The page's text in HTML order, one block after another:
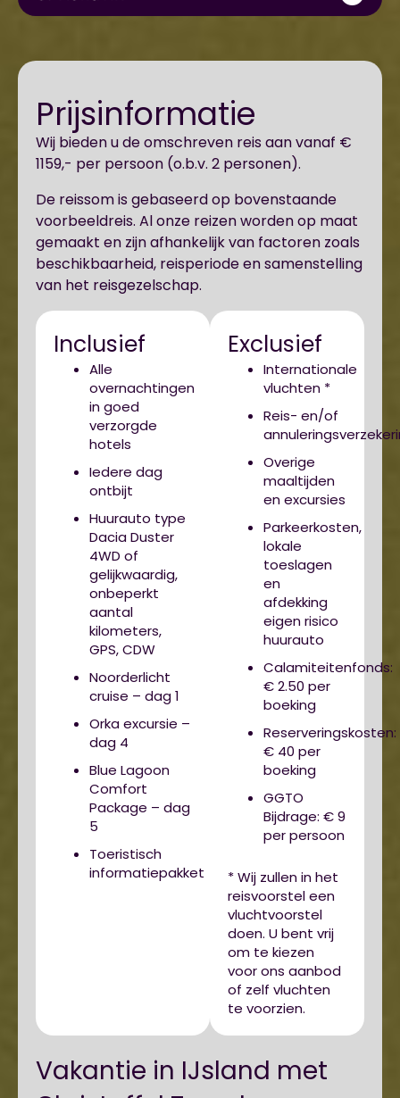
Prijsinformatie
Wij bieden u de omschreven reis aan vanaf €
1159,- per persoon (o.b.v. 2 personen).
De reissom is gebaseerd op bovenstaande
voorbeeldreis. Al onze reizen worden op maat
gemaakt en zijn afhankelijk van factoren zoals
beschikbaarheid, reisperiode en samenstelling
van het reisgezelschap.
Inclusief
Alle
overnachtingen
in goed
verzorgde
hotels
Iedere dag
ontbijt
Huurauto type
Dacia Duster
4WD of
gelijkwaardig,
onbeperkt
aantal
kilometers,
GPS, CDW
Noorderlicht
cruise – dag 1
Orka excursie –
dag 4
Blue Lagoon
Comfort
Package – dag
5
Toeristisch
informatiepakket
Exclusief
Internationale
vluchten *
Reis- en/of
Overige
maaltijden
en excursies
Parkeerkosten,
lokale
toeslagen
en
afdekking
eigen risico
huurauto
Calamiteitenfonds:
€ 2.50 per
boeking
Reserveringskosten:
€ 40 per
boeking
GGTO
Bijdrage: € 9
per persoon
* Wij zullen in het
reisvoorstel een
vluchtvoorstel
doen. U bent vrij
om te kiezen
voor ons aanbod
of zelf vluchten
te voorzien.
Vakantie in IJsland met